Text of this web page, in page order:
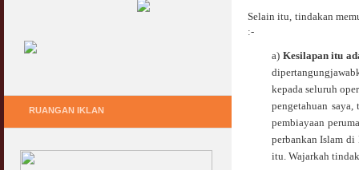
Selain itu, tindakan
:-
a) Kesilapanitu
kepada seluruh
pengetahuan
pembiayaan
perbankan Islam di
itu. Wajarkah
RUANGAN IKLAN